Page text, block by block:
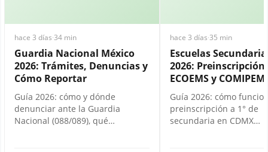
hace 3 días·34 min
Guardia Nacional México
2026: Trámites, Denuncias y
Cómo Reportar
Guía 2026: cómo y dónde
denunciar ante la Guardia
Nacional (088/089), qué…
hace 3 días·35 min
Escuelas
2026: Preinscripción,
ECOEMS y
Guía 2026: cómo
preinscripción a 1° de
secundaria en CDMX…